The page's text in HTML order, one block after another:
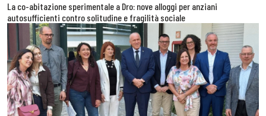
La co-abitazione sperimentale a Dro: nove alloggi per anziani
autosufficienti contro solitudine e fragilità sociale